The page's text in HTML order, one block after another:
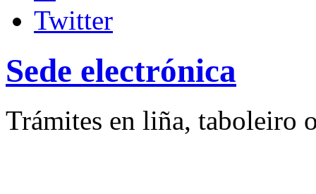
Sede electrónica
Trámites en liña, taboleiro